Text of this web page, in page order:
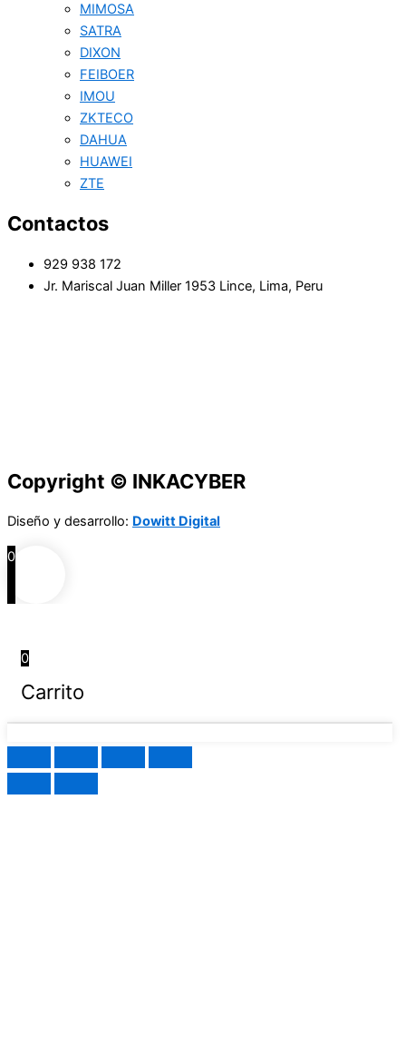
MIMOSA
SATRA
DIXON
FEIBOER
IMOU
ZKTECO
DAHUA
HUAWEI
ZTE
Contactos
929 938 172
Jr. Mariscal Juan Miller 1953 Lince, Lima, Peru
Copyright © INKACYBER
Diseño y desarrollo: Dowitt Digital
0
0
Carrito